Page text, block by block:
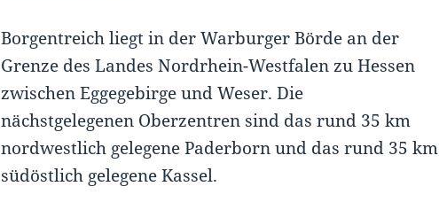
Borgentreich liegt in der Warburger Börde an der
Grenze des Landes Nordrhein-Westfalen zu Hessen
zwischen Eggegebirge und Weser. Die
nächstgelegenen Oberzentren sind das rund 35 km
nordwestlich gelegene Paderborn und das rund 35 km
südöstlich gelegene Kassel.